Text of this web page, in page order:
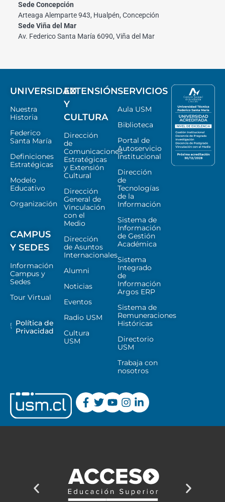
Sede Concepción
Arteaga Alemparte 943, Hualpén, Concepción
Sede Viña del Mar
Av. Federico Santa María 6090, Viña del Mar
UNIVERSIDAD
Nuestra
Historia
Federico
Santa María
Definiciones
Estratégicas
Modelo
Educativo
Organización
CAMPUS
Y SEDES
Información
Campus y
Sedes
Tour Virtual
Política de
Privacidad
EXTENSIÓN
Y
CULTURA
Dirección
de
Comunicaciones
Estratégicas
y Extensión
Cultural
Dirección
General de
Vinculación
con el
Medio
Dirección
de Asuntos
Internacionales
Alumni
Noticias
Eventos
Radio USM
Cultura
USM
SERVICIOS
Aula USM
Biblioteca
Portal de
Autoservicio
Institucional
Dirección
de
Tecnologías
de la
Información
Sistema de
Información
de Gestión
Académica
Sistema
Integrado
de
Información
Argos ERP
Sistema de
Remuneraciones
Históricas
Directorio
USM
Trabaja con
nosotros